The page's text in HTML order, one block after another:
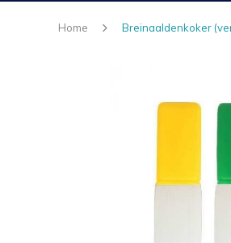
Home Breinaaldenkoker